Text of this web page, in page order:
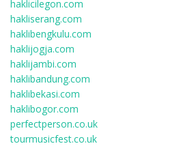
haklicilegon.com
hakliserang.com
haklibengkulu.com
haklijogja.com
haklijambi.com
haklibandung.com
haklibekasi.com
haklibogor.com
perfectperson.co.uk
tourmusicfest.co.uk